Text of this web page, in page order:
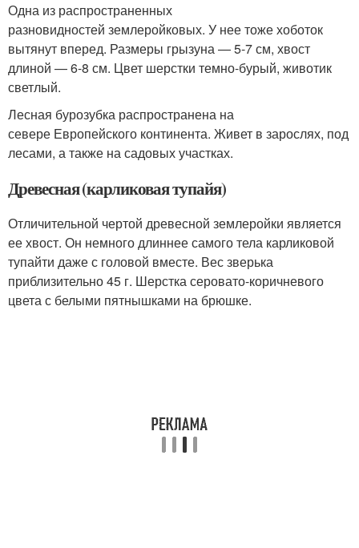
Одна из распространенных
разновидностей землеройковых. У нее тоже хоботок
вытянут вперед. Размеры грызуна — 5-7 см, хвост
длиной — 6-8 см. Цвет шерстки темно-бурый, животик
светлый.
Лесная бурозубка распространена на
севере Европейского континента. Живет в зарослях, под
лесами, а также на садовых участках.
Древесная (карликовая тупайя)
Отличительной чертой древесной землеройки является
ее хвост. Он немного длиннее самого тела карликовой
тупайти даже с головой вместе. Вес зверька
приблизительно 45 г. Шерстка серовато-коричневого
цвета с белыми пятнышками на брюшке.